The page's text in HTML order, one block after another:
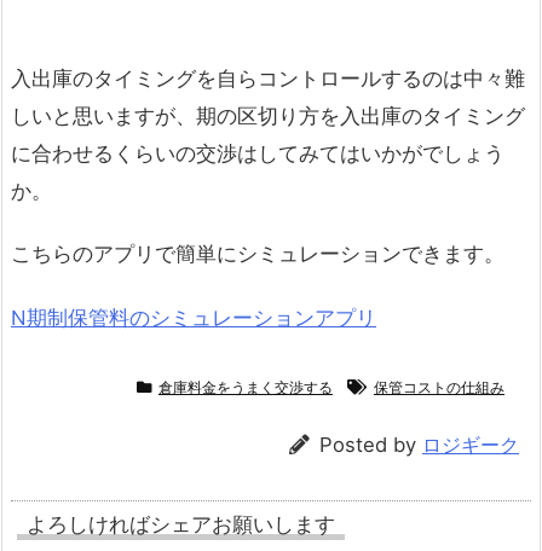
入出庫のタイミングを自らコントロールするのは中々難
しいと思いますが、期の区切り方を入出庫のタイミング
に合わせるくらいの交渉はしてみてはいかがでしょう
か。
こちらのアプリで簡単にシミュレーションできます。
N期制保管料のシミュレーションアプリ
倉庫料金をうまく交渉する 保管コストの仕組み
Posted by ロジギーク
よろしければシェアお願いします